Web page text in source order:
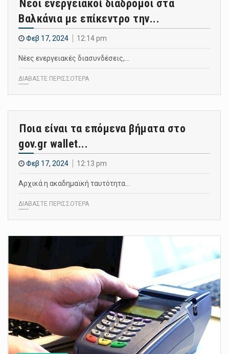
Νέοι ενεργειακοί διάδρομοι στα
Βαλκάνια με επίκεντρο την...
Φεβ 17, 2024 12:14 pm
Νέες ενεργειακές διασυνδέσεις,…
ΔΙΑΒΑΣΤΕ ΠΕΡΙΣΣΟΤΕΡΑ
Ποια είναι τα επόμενα βήματα στο
gov.gr wallet...
Φεβ 17, 2024 12:13 pm
Αρχικά η ακαδημαϊκή ταυτότητα…
ΔΙΑΒΑΣΤΕ ΠΕΡΙΣΣΟΤΕΡΑ